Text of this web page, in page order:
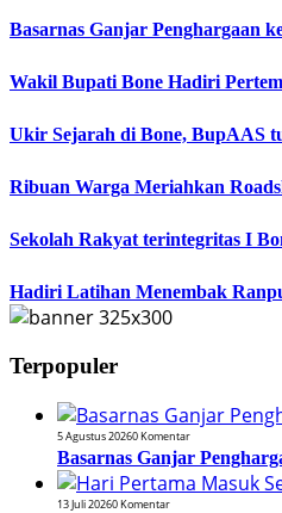
Basarnas Ganjar Penghargaan
Wakil Bupati Bone Hadiri
Ukir Sejarah di Bone, BupAAS
Ribuan Warga Meriahkan
Sekolah Rakyat terintegritas I
Hadiri Latihan Menembak
Terpopuler
5 Agustus 20260 Komentar
Basarnas Ganjar
13 Juli 20260 Komentar